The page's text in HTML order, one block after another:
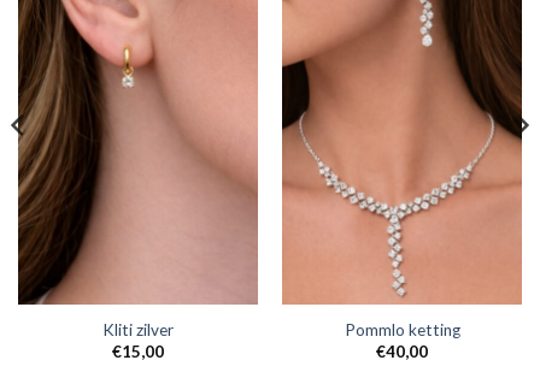
Kliti zilver
€15,00
Pommlo ketting
€40,00